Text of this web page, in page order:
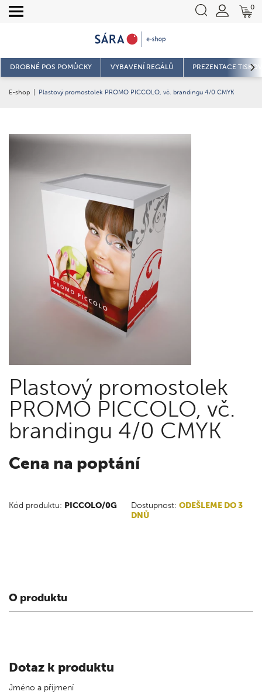
0
DROBNÉ POS POMŮCKY VYBAVENÍ REGÁLŮ PREZENTACE
E-shop Plastový promostolek PROMO PICCOLO, vč. brandingu 4/0 CMYK
Plastový promostolek
PROMO PICCOLO, vč.
brandingu 4/0 CMYK
Cena na poptání
Kód produktu: PICCOLO/0G Dostupnost: ODEŠLEME DO 3
DNŮ
O produktu
Dotaz k produktu
Jméno a příjmení